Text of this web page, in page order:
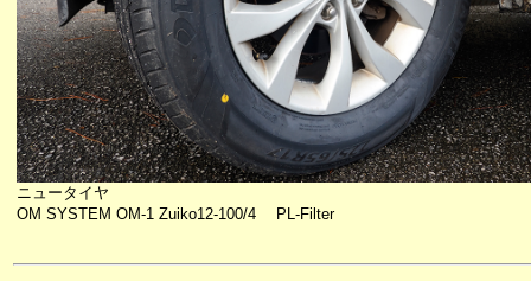
ニュータイヤ
OM SYSTEM OM-1 Zuiko12-100/4 PL-Filter